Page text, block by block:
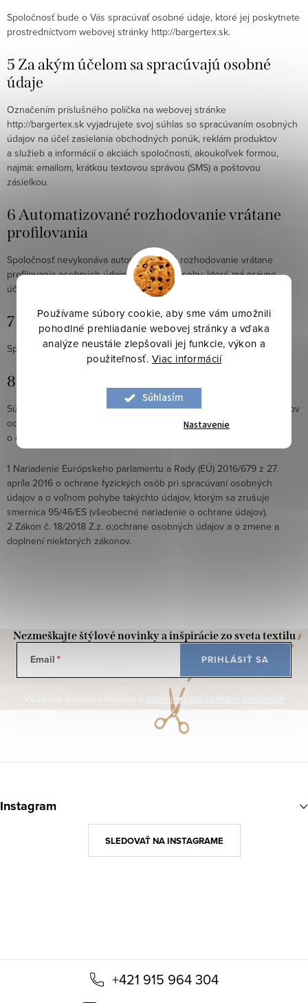
Používame súbory cookie, aby sme vám umožnili
pohodlné prehliadanie webovej stránky a vďaka
analýze neustále zlepšovali jej funkcie, výkon a
použiteľnosť. Viac informácií
Súhlasím
Nastavenie
Spoločnosť bude o Vás spracúvať osobné údaje, ktoré jej poskytnete
prostredníctvom webovej stránky http://bargertex.sk.
5 Za akým účelom sa spracúvajú osobné
údaje
Označením príslušného políčka na webovej stránke
http://bargertex.sk vyjadrujete svoj súhlas so spracúvaním osobných
údajov na účel zasielania obchodných ponúk, reklám produktov
a služieb a informácií o akciách spoločnosti, akoukoľvek formou,
najmä: emailom, krátkou textovou správou (SMS) a poštovou
zásielkou.
6 Automatizované rozhodovanie vrátane
profilovania
Spoločnosť nevykonáva automatizované rozhodovanie vrátane
profilovania osobných údajov dotknutej osoby, ktoré má právne
účinky, ktoré sa jej týkajú alebo ju podobne významne ovplyvňujú.
7 Prenos osobných údajov do tretích krajín
Spoločnosť nebude prenášať Vaše osobné údaje do tretích krajín.
8 Doba trvania súhlasu
Súhlas je udelený na dobu dvoch rokov. Pred uplynutím dvoch rokov
od udelenia súhlasu Vás spoločnosť môže požiadať o udelenie
o obnovenie súhlasu.
1 Nariadenie Európskeho parlamentu a Rady (EÚ) 2016/679 z 27.
apríla 2016 o ochrane fyzických osôb pri spracúvaní osobných
údajov a o voľnom pohybe takýchto údajov, ktorým sa zrušuje
smernica 95/46/ES (všeobecné nariadenie o ochrane údajov).
2 Zákon č. 18/2018 Z.z. o;ochrane osobných údajov a o zmene a
doplnení niektorých zákonov.
Nezmeškajte štýlové novinky a inšpirácie zo sveta textilu
Email
podmienkami ochrany osobných
údajov
PRIHLÁSIŤ SA
á
+421 915 964 304
Instagram
SLEDOVAŤ NA INSTAGRAME